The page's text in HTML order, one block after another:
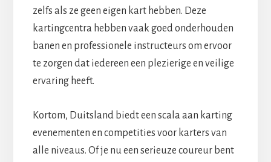
zelfs als ze geen eigen kart hebben. Deze
kartingcentra hebben vaak goed onderhouden
banen en professionele instructeurs om ervoor
te zorgen dat iedereen een plezierige en veilige
ervaring heeft.
Kortom, Duitsland biedt een scala aan karting
evenementen en competities voor karters van
alle niveaus. Of je nu een serieuze coureur bent